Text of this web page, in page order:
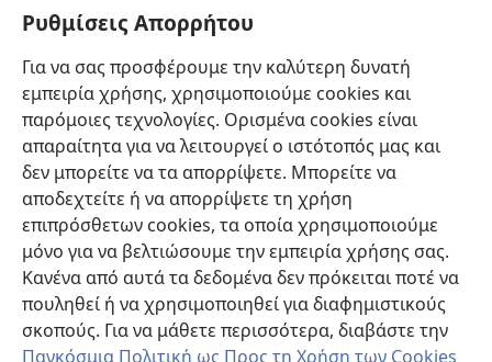
Ρυθμίσεις Απορρήτου
Για να σας προσφέρουμε την καλύτερη δυνατή
εμπειρία χρήσης, χρησιμοποιούμε cookies και
παρόμοιες τεχνολογίες. Ορισμένα cookies είναι
απαραίτητα για να λειτουργεί ο ιστότοπός μας και
δεν μπορείτε να τα απορρίψετε. Μπορείτε να
αποδεχτείτε ή να απορρίψετε τη χρήση
επιπρόσθετων cookies, τα οποία χρησιμοποιούμε
μόνο για να βελτιώσουμε την εμπειρία χρήσης σας.
Κανένα από αυτά τα δεδομένα δεν πρόκειται ποτέ να
πουληθεί ή να χρησιμοποιηθεί για διαφημιστικούς
σκοπούς. Για να μάθετε περισσότερα, διαβάστε την
Παγκόσμια Πολιτική ως Προς τη Χρήση των Cookies
Πληροφορίες για Επίσημους Φορείς και ΜΜΕ
Συνεισφορές
(ανοίγει
παράθυρο)ΔΙΑΔΙΚΤΥΑΚΗ ΒΙΒΛΙΟΘΗΚΗ της Σκοπιάς™
(ανοίγει
νέο
παράθυρο)
JW Hub
(ανοίγει
νέο
παράθυρο)JW Library®
Βιβλιοθήκη της Σκοπιάς